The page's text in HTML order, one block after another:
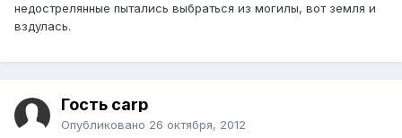
недострелянные пытались выбраться из могилы, вот земля и
вздулась.
Гость carp
Опубликовано 26 октября, 2012